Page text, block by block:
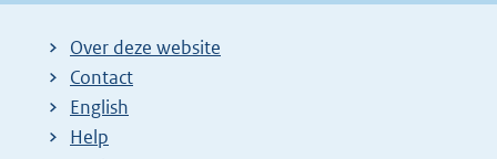
Over deze website
Contact
English
Help